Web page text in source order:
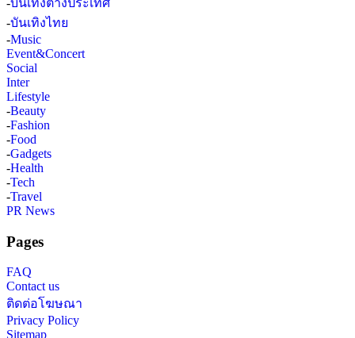
-บันเทิงต่างประเทศ
-บันเทิงไทย
-Music
Event&Concert
Social
Inter
Lifestyle
-Beauty
-Fashion
-Food
-Gadgets
-Health
-Tech
-Travel
PR News
Pages
FAQ
Contact us
ติดต่อโฆษณา
Privacy Policy
Sitemap